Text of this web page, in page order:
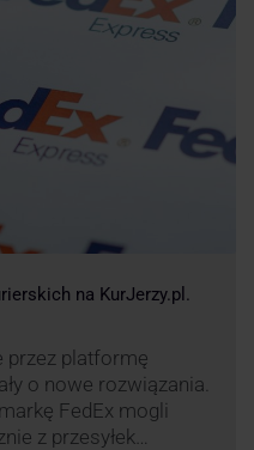
zapewnienie
usług. Dodatkowo
opłaty opisane …
na KurJerzy.pl.
przez platformę
o nowe rozwiązania.
FedEx mogli
z przesyłek